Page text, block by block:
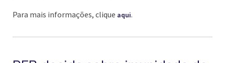
Para mais informações, clique aqui.